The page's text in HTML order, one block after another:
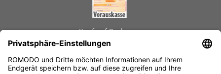
Kauf auf Rechnung
Schnelle Lieferzeiten